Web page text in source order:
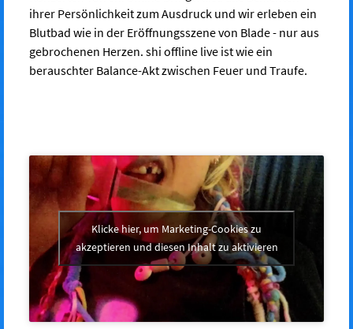
ihrer Persönlichkeit zum Ausdruck und wir erleben ein
Blutbad wie in der Eröffnungsszene von Blade - nur aus
gebrochenen Herzen. shi offline live ist wie ein
berauschter Balance-Akt zwischen Feuer und Traufe.
Klicke hier, um Marketing-Cookies zu
akzeptieren und diesen Inhalt zu aktivieren